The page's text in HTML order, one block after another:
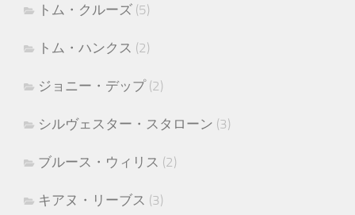
トム・クルーズ (5)
トム・ハンクス (2)
ジョニー・デップ(2)
シルヴェスター・スタローン (3)
ブルース・ウィリス (2)
キアヌ・リーブス (3)